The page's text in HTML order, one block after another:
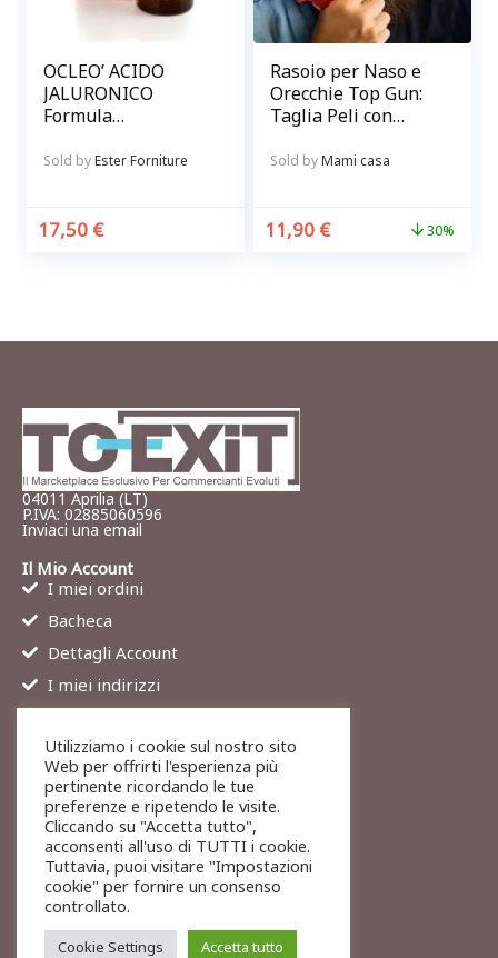
OCLEO’ ACIDO
JALURONICO
Formula
p.p.m.
Sold byEster Forniture
17,50 €
Rasoio per Naso e
Orecchie Top Gun:
Taglia Peli con
Sicurezza
Sold byMami casa
11,90 € 30%
04011 Aprilia (LT)
P.IVA: 02885060596
Inviaci una email
Il Mio Account
I miei ordini
Bacheca
Dettagli Account
I miei indirizzi
Chi siamo
Services
Blog
Contatti
Legali
Termini di servizio
Resi e rimborsi
Utilizziamo i cookie sul nostro sito
Web per offrirti l'esperienza più
pertinente ricordando le tue
preferenze e ripetendo le visite.
Cliccando su "Accetta tutto",
acconsenti all'uso di TUTTI i cookie.
Tuttavia, puoi visitare "Impostazioni
cookie" per fornire un consenso
controllato.
Cookie Settings Accetta tutto